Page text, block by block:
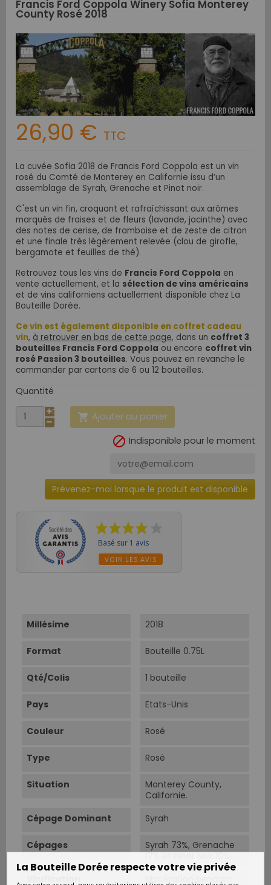
Francis Ford Coppola Winery Sofia Monterey
County Rosé 2018
26,90 € TTC
La cuvée Sofia 2018 de Francis Ford Coppola est un vin
rosé du Comté de Monterey en Californie issu d’un
assemblage de Syrah, Grenache et Pinot noir.
C'est un vin fin, croquant et rafraîchissant aux arômes
marqués de fraises et de fleurs (lavande, jacinthe) avec
des notes de cerise, de framboise et de zeste de citron
et une finale très légèrement relevée (clou de girofle,
bergamote et feuilles de thé).
Retrouvez tous les vins de Francis Ford Coppola en
vente actuellement, et la sélection de vins américains
et de vins californiens actuellement disponible chez La
Bouteille Dorée.
Ce vin est également disponible en coffret cadeau
vin, à retrouver en bas de cette page, dans un coffret 3
bouteilles Francis Ford Coppola ou encore coffret vin
rosé Passion 3 bouteilles. Vous pouvez en revanche le
commander par cartons de 6 ou 12 bouteilles.
Quantité
 Ajouter au panier
 Indisponible pour le moment
Prévenez-moi lorsque le produit est disponible
Basé sur 1 avis
VOIR LES AVIS
Millésime 2018
Format Bouteille 0.75L
Qté/Colis 1 bouteille
Pays Etats-Unis
Couleur Rosé
Type Rosé
Situation
Monterey County,
Californie.
Cépage Dominant
Syrah
Cépages
Syrah 73%, Grenache
17% et Pinot Noir 10%.
La Bouteille Dorée respecte votre vie privée